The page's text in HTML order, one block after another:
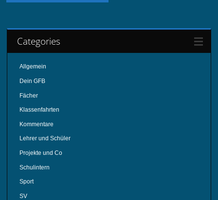
Categories
Allgemein
Dein GFB
Fächer
Klassenfahrten
Kommentare
Lehrer und Schüler
Projekte und Co
Schulintern
Sport
SV